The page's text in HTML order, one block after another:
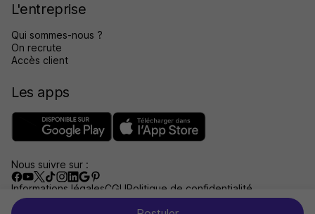
L'entreprise
Qui sommes-nous ?
On recrute
Accès client
Les apps
Nous suivre sur :
Informations légalesCGUPolitique de confidentialité
Gérer les traceursAccessibilité : non conforme